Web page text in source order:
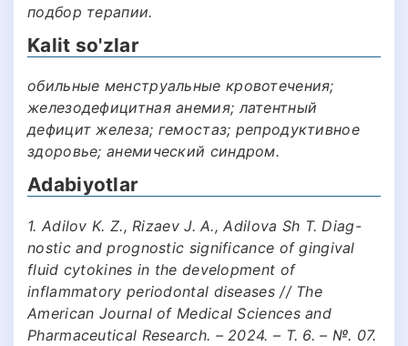
подбор терапии.
Kalit so'zlar
обильные менструальные кровотечения;
железодефицитная анемия; латентный
дефицит железа; гемостаз; репродуктивное
здоровье; анемический синдром.
Adabiyotlar
1. Adilov K. Z., Rizaev J. A., Adilova Sh T. Diag-
nostic and prognostic significance of gingival
fluid cytokines in the development of
inflammatory periodontal diseases // The
American Journal of Medical Sciences and
Pharmaceutical Research. – 2024. – Т. 6. – №. 07.